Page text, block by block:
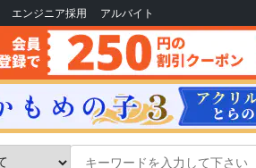
エンジニア採用 アルバイト